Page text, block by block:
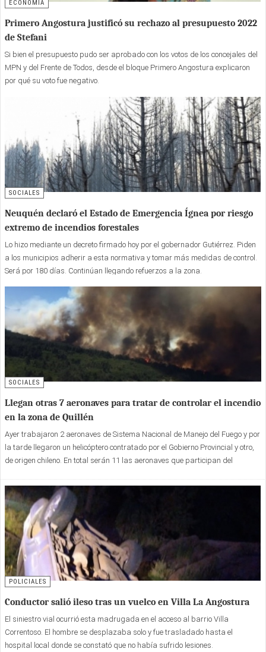
ECONOMÍA
Primero Angostura justificó su rechazo al presupuesto 2022
de Stefani
Si bien el presupuesto pudo ser aprobado con los votos de los concejales del
MPN y del Frente de Todos, desde el bloque Primero Angostura explicaron
por qué su voto fue negativo.
SOCIALES
Neuquén declaró el Estado de Emergencia Ígnea por riesgo
extremo de incendios forestales
Lo hizo mediante un decreto firmado hoy por el gobernador Gutiérrez. Piden
a los municipios adherir a esta normativa y tomar más medidas de control.
Será por 180 días. Continúan llegando refuerzos a la zona.
SOCIALES
Llegan otras 7 aeronaves para tratar de controlar el incendio
en la zona de Quillén
Ayer trabajaron 2 aeronaves de Sistema Nacional de Manejo del Fuego y por
la tarde llegaron un helicóptero contratado por el Gobierno Provincial y otro,
de origen chileno. En total serán 11 las aeronaves que participan del
POLICIALES
Conductor salió ileso tras un vuelco en Villa La Angostura
El siniestro vial ocurrió esta madrugada en el acceso al barrio Villa
Correntoso. El hombre se desplazaba solo y fue trasladado hasta el
hospital local donde se constató que no había sufrido lesiones.